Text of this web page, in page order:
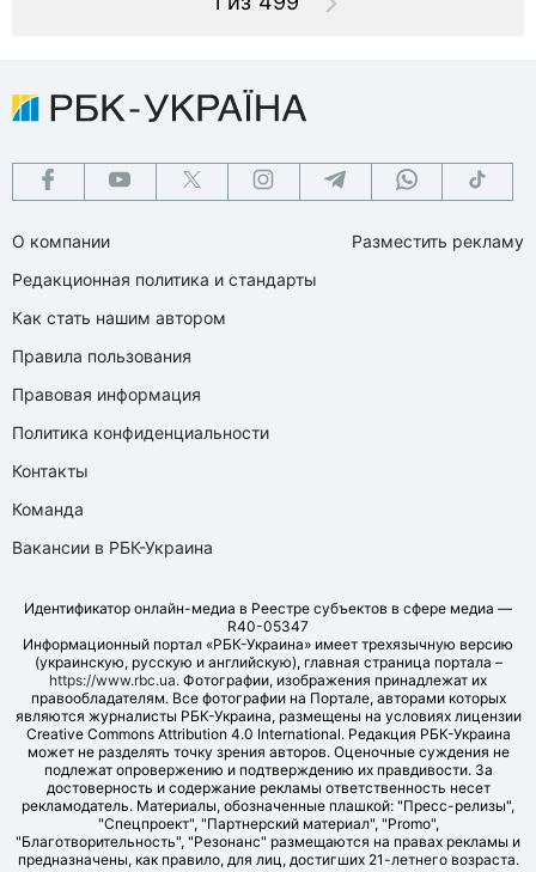
О компании
Редакционная политика и стандарты
Как стать нашим автором
Правила пользования
Правовая информация
Политика конфиденциальности
Контакты
Команда
Вакансии в РБК-Украина
Разместить рекламу
Идентификатор онлайн-медиа в Реестре субъектов в сфере медиа —
R40-05347
Информационный портал «РБК-Украина» имеет трехязычную версию
(украинскую, русскую и английскую), главная страница портала –
https://www.rbc.ua. Фотографии, изображения принадлежат их
правообладателям. Все фотографии на Портале, авторами которых
являются журналисты РБК-Украина, размещены на условиях лицензии
Creative Commons Attribution 4.0 International. Редакция РБК-Украина
может не разделять точку зрения авторов. Оценочные суждения не
подлежат опровержению и подтверждению их правдивости. За
достоверность и содержание рекламы ответственность несет
рекламодатель. Материалы, обозначенные плашкой: "Пресс-релизы",
"Спецпроект", "Партнерский материал", "Promo",
"Благотворительность", "Резонанс" размещаются на правах рекламы и
предназначены, как правило, для лиц, достигших 21-летнего возраста.